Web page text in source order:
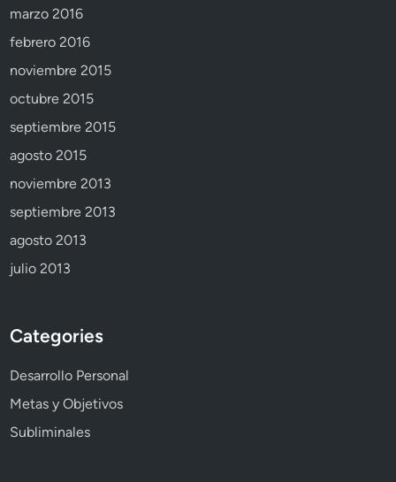
marzo 2016
febrero 2016
noviembre 2015
octubre 2015
septiembre 2015
agosto 2015
noviembre 2013
septiembre 2013
agosto 2013
julio 2013
Categories
Desarrollo Personal
Metas y Objetivos
Subliminales